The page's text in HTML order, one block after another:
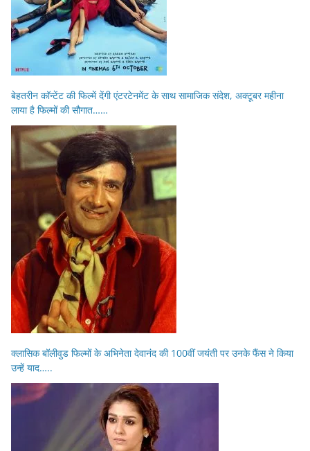
बेहतरीन कॉन्टेंट की फिल्में देंगी एंटरटेनमेंट के साथ सामाजिक संदेश, अक्टूबर महीना
लाया है फिल्मों की सौगात……
क्लासिक बॉलीवुड फिल्मों के अभिनेता देवानंद की 100वीं जयंती पर उनके फैंस ने किया
उन्हें याद…..